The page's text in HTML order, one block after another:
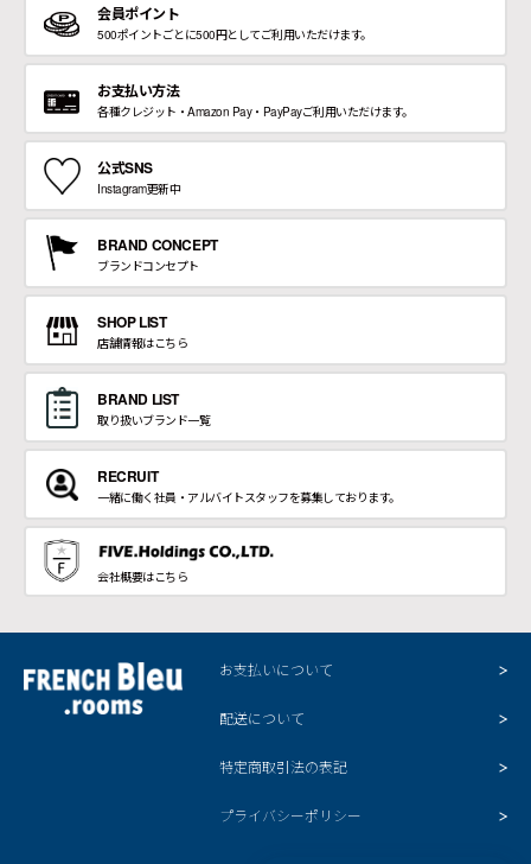
会員ポイント
500ポイントごとに500円としてご利用いただけます。
お支払い方法
各種クレジット・Amazon Pay・PayPayご利用いただけます。
公式SNS
Instagram更新中
BRAND CONCEPT
ブランドコンセプト
SHOP LIST
店舗情報はこちら
BRAND LIST
取り扱いブランド一覧
RECRUIT
一緒に働く社員・アルバイトスタッフを募集しております。
会社概要はこちら
お支払いについて
配送について
特定商取引法の表記
プライバシーポリシー